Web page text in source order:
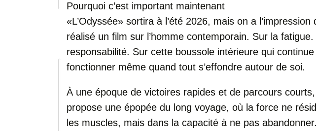
Pourquoi c’est important maintenant
«L’Odyssée» sortira à l’été 2026, mais on a l’impression
réalisé un film sur l’homme contemporain. Sur la
responsabilité. Sur cette boussole intérieure qui
fonctionner même quand tout s’effondre autour de soi.
À une époque de victoires rapides et de parcours
propose une épopée du long voyage, où la force ne
les muscles, mais dans la capacité à ne pas